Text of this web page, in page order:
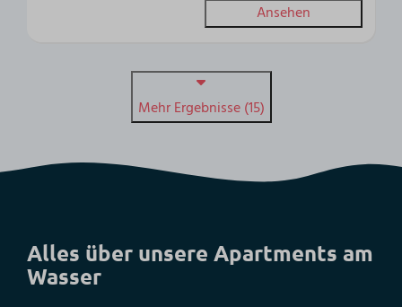
Ansehen
Mehr Ergebnisse (15)
Alles über unsere Apartments am
Wasser